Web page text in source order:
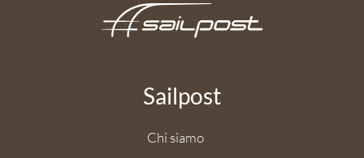
Sailpost
Chi siamo